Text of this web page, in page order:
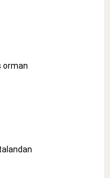
orman